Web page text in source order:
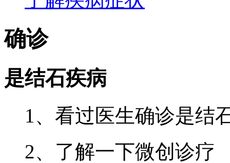
确诊
是结石疾病
1、看过医生确诊是结
2、了解一下微创诊疗